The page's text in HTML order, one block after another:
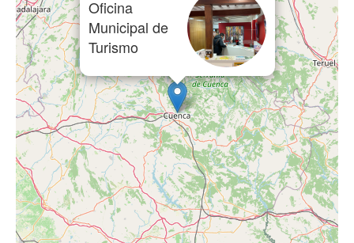
Oficina
Municipal de
Turismo